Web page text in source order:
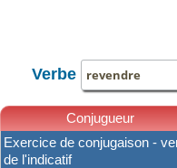
Verbe
Conjugueur
Leçons
Exercice de conjugaison -
de l'indicatif